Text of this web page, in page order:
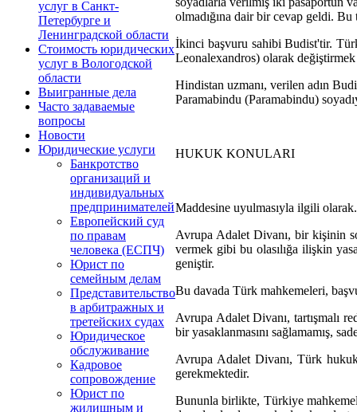
услуг в Санкт-
Петербурге и
Ленинградской области
Стоимость юридических
услуг в Вологодской
области
Выигранные дела
Часто задаваемые
вопросы
Новости
Юридические услуги
Банкротство
организаций и
индивидуальных
предпринимателей
Европейский суд
по правам
человека (ЕСПЧ)
Юрист по
семейным делам
Представительство
в арбитражных и
третейских судах
Юридическое
обслуживание
Кадровое
сопровождение
Юрист по
жилищным и
olmadığına dair bir cevap geldi. Bu
İkinci başvuru sahibi Budist'tir.
Leonalexandros) olarak
Hindistan uzmanı, verilen adın
Paramabindu (Paramabindu)
HUKUK KONULARI
Maddesine uyulmasıyla ilgili
Avrupa Adalet Divanı, bir kişinin
vermek gibi bu olasılığa ilişkin
geniştir.
Bu davada Türk mahkemeleri,
Avrupa Adalet Divanı, tartışmalı
bir yasaklanmasını sağlamamış,
Avrupa Adalet Divanı, Türk
gerekmektedir.
Bununla birlikte, Türkiye